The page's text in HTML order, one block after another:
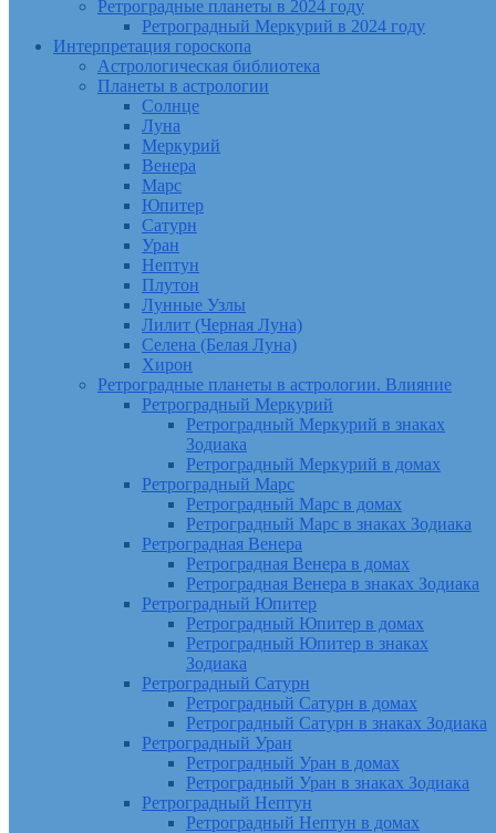
Ретроградные планеты в 2024 году
Ретроградный Меркурий в 2024 году
Интерпретация гороскопа
Астрологическая библиотека
Планеты в астрологии
Солнце
Луна
Меркурий
Венера
Марс
Юпитер
Сатурн
Уран
Нептун
Плутон
Лунные Узлы
Лилит (Черная Луна)
Селена (Белая Луна)
Хирон
Ретроградные планеты в астрологии. Влияние
Ретроградный Меркурий
Ретроградный Меркурий в знаках
Зодиака
Ретроградный Меркурий в домах
Ретроградный Марс
Ретроградный Марс в домах
Ретроградный Марс в знаках Зодиака
Ретроградная Венера
Ретроградная Венера в домах
Ретроградная Венера в знаках Зодиака
Ретроградный Юпитер
Ретроградный Юпитер в домах
Ретроградный Юпитер в знаках
Зодиака
Ретроградный Сатурн
Ретроградный Сатурн в домах
Ретроградный Сатурн в знаках Зодиака
Ретроградный Уран
Ретроградный Уран в домах
Ретроградный Уран в знаках Зодиака
Ретроградный Нептун
Ретроградный Нептун в домах